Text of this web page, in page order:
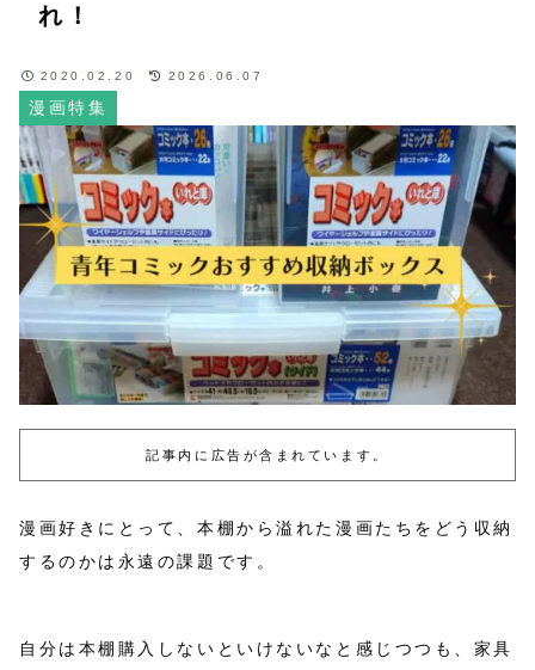
れ！
漫画特集
2020.02.20 2026.06.07
記事内に広告が含まれています。
漫画好きにとって、本棚から溢れた漫画たちをどう収納
するのかは永遠の課題です。
自分は本棚購入しないといけないなと感じつつも、家具